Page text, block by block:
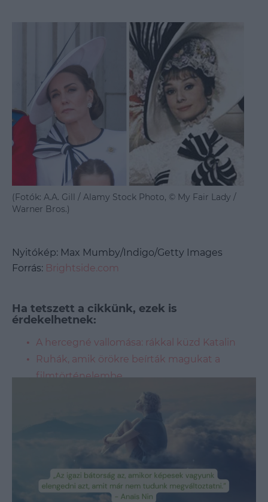
(Fotók: A.A. Gill / Alamy Stock Photo, © My Fair Lady /
Warner Bros.)
Nyitókép: Max Mumby/Indigo/Getty Images
Forrás: Brightside.com
Ha tetszett a cikkünk, ezek is
érdekelhetnek:
A hercegné vallomása: rákkal küzd Katalin
Ruhák, amik örökre beírták magukat a
filmtörténelembe
Mi a közös Mary Antoinette-ben és Lady